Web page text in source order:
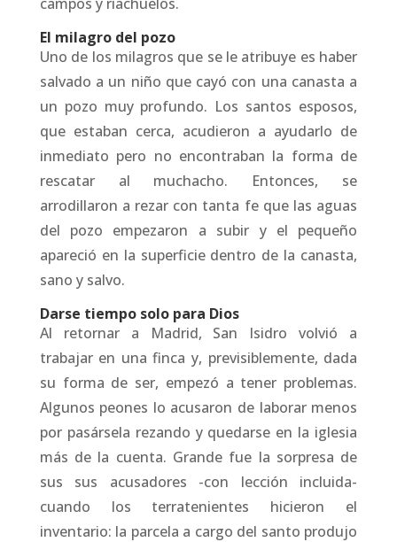
El milagro del pozo
Uno de los milagros que se le atribuye es haber
salvado a un niño que cayó con una canasta a
un pozo muy profundo. Los santos esposos,
que estaban cerca, acudieron a ayudarlo de
inmediato pero no encontraban la forma de
rescatar al muchacho. Entonces, se
arrodillaron a rezar con tanta fe que las aguas
del pozo empezaron a subir y el pequeño
apareció en la superficie dentro de la canasta,
sano y salvo.
Darse tiempo solo para Dios
Al retornar a Madrid, San Isidro volvió a
trabajar en una finca y, previsiblemente, dada
su forma de ser, empezó a tener problemas.
Algunos peones lo acusaron de laborar menos
por pasársela rezando y quedarse en la iglesia
más de la cuenta. Grande fue la sorpresa de
sus sus acusadores -con lección incluida-
cuando los terratenientes hicieron el
inventario: la parcela a cargo del santo produjo